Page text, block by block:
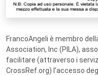
FrancoAngeli è membro
Association, Inc (PILA),
facilitare (attraverso i
CrossRef.org) l’accesso